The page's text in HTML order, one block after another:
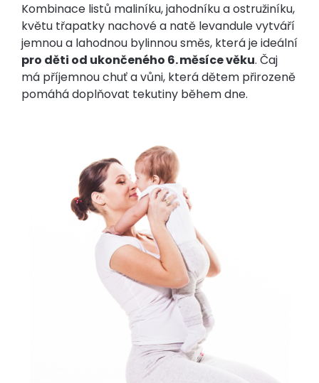
Kombinace listů maliníku, jahodníku a ostružiníku,
květu třapatky nachové a natě levandule vytváří
jemnou a lahodnou bylinnou směs, která je ideální
pro děti od ukončeného 6. měsíce věku. Čaj
má příjemnou chuť a vůni, která dětem přirozeně
pomáhá doplňovat tekutiny během dne.